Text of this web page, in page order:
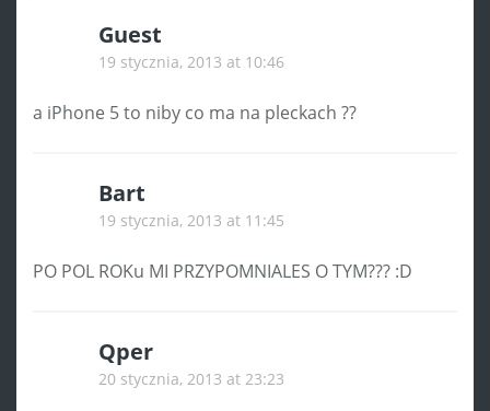
Guest
19 stycznia, 2013 at 10:46
a iPhone 5 to niby co ma na pleckach ??
Bart
19 stycznia, 2013 at 11:45
PO POL ROKu MI PRZYPOMNIALES O TYM??? :D
Qper
20 stycznia, 2013 at 23:23